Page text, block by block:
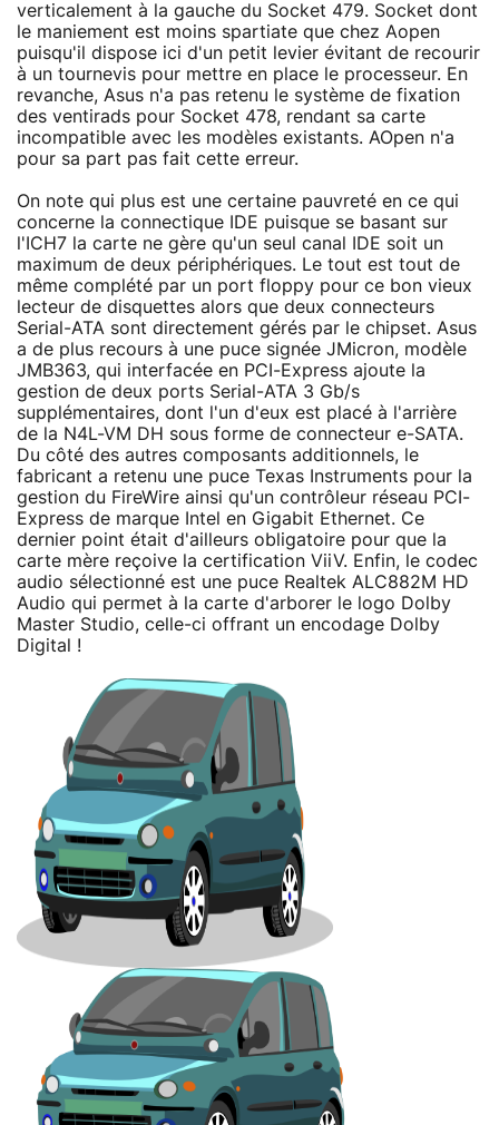
verticalement à la gauche du Socket 479. Socket dont
le maniement est moins spartiate que chez Aopen
puisqu'il dispose ici d'un petit levier évitant de recourir
à un tournevis pour mettre en place le processeur. En
revanche, Asus n'a pas retenu le système de fixation
des ventirads pour Socket 478, rendant sa carte
incompatible avec les modèles existants. AOpen n'a
pour sa part pas fait cette erreur.
On note qui plus est une certaine pauvreté en ce qui
concerne la connectique IDE puisque se basant sur
l'ICH7 la carte ne gère qu'un seul canal IDE soit un
maximum de deux périphériques. Le tout est tout de
même complété par un port floppy pour ce bon vieux
lecteur de disquettes alors que deux connecteurs
Serial-ATA sont directement gérés par le chipset. Asus
a de plus recours à une puce signée JMicron, modèle
JMB363, qui interfacée en PCI-Express ajoute la
gestion de deux ports Serial-ATA 3 Gb/s
supplémentaires, dont l'un d'eux est placé à l'arrière
de la N4L-VM DH sous forme de connecteur e-SATA.
Du côté des autres composants additionnels, le
fabricant a retenu une puce Texas Instruments pour la
gestion du FireWire ainsi qu'un contrôleur réseau PCI-
Express de marque Intel en Gigabit Ethernet. Ce
dernier point était d'ailleurs obligatoire pour que la
carte mère reçoive la certification ViiV. Enfin, le codec
audio sélectionné est une puce Realtek ALC882M HD
Audio qui permet à la carte d'arborer le logo Dolby
Master Studio, celle-ci offrant un encodage Dolby
Digital !